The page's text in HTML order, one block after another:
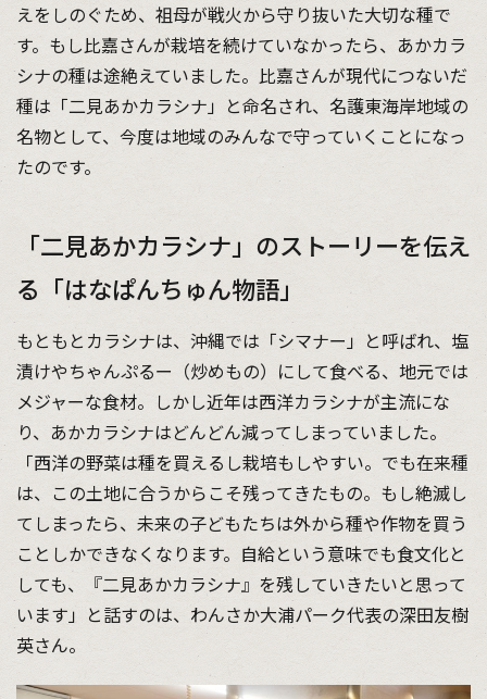
えをしのぐため、祖母が戦火から守り抜いた大切な種で
す。もし比嘉さんが栽培を続けていなかったら、あかカラ
シナの種は途絶えていました。比嘉さんが現代につないだ
種は「二見あかカラシナ」と命名され、名護東海岸地域の
名物として、今度は地域のみんなで守っていくことになっ
たのです。
「二見あかカラシナ」のストーリーを伝え
る「はなぱんちゅん物語」
もともとカラシナは、沖縄では「シマナー」と呼ばれ、塩
漬けやちゃんぷるー（炒めもの）にして食べる、地元では
メジャーな食材。しかし近年は西洋カラシナが主流にな
り、あかカラシナはどんどん減ってしまっていました。
「西洋の野菜は種を買えるし栽培もしやすい。でも在来種
は、この土地に合うからこそ残ってきたもの。もし絶滅し
てしまったら、未来の子どもたちは外から種や作物を買う
ことしかできなくなります。自給という意味でも食文化と
しても、『二見あかカラシナ』を残していきたいと思って
います」と話すのは、わんさか大浦パーク代表の深田友樹
英さん。